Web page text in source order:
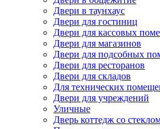
Двери в таунхаус
Двери для гостиниц
Двери для кассовых
Двери для магазинов
Двери для подсобных
Двери для ресторанов
Двери для складов
Для технических
Двери для учреждений
Уличные
Дверь коттедж со